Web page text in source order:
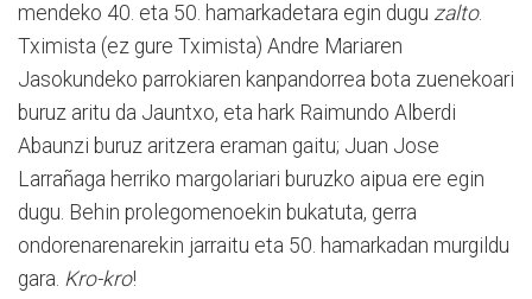
mendeko 40. eta 50. hamarkadetara egin dugu zalto.
Tximista (ez gure Tximista) Andre Mariaren
Jasokundeko parrokiaren kanpandorrea bota zuenekoari
buruz aritu da Jauntxo, eta hark Raimundo Alberdi
Abaunzi buruz aritzera eraman gaitu; Juan Jose
Larrañaga herriko margolariari buruzko aipua ere egin
dugu. Behin prolegomenoekin bukatuta, gerra
ondorenarenarekin jarraitu eta 50. hamarkadan murgildu
gara. Kro-kro!